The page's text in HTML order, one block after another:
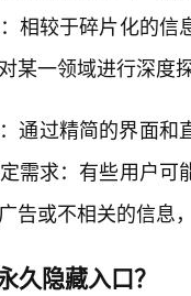
相较于碎片化的
某一领域进行深度
通过精简的界面和
需求：有些用户
告或不相关的信息
久隐藏入口？